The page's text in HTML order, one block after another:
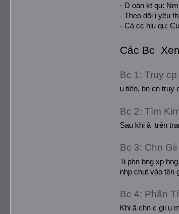
- D oán kt qu:
- Theo dõi i yêu
- Cá cc hiu qu:
Các Bc
Bc 1: Truy
u tiên, bn cn truy
Bc 2: Tìm
Sau khi ã  trên
Bc 3: Chn
Ti phn bng xp
nhp chut vào tên
Bc 4: Phân
Khi ã chn c gii u